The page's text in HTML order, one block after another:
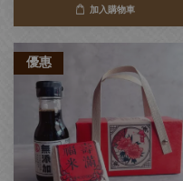
加入購物車
優惠